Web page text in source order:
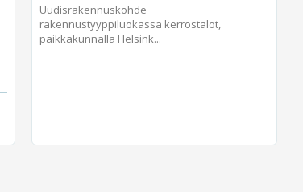
Uudisrakennuskohde
rakennustyyppiluokassa kerrostalot,
paikkakunnalla Helsink...